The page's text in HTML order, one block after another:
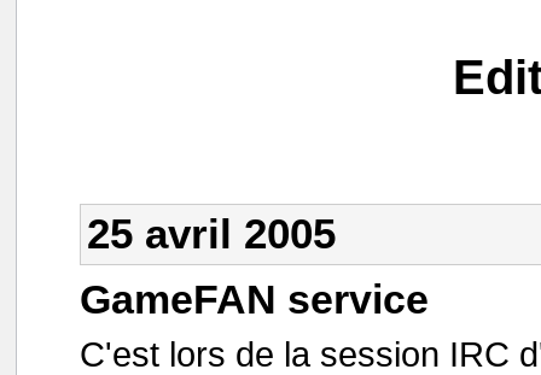
25 avril 2005
GameFAN service
C'est lors de la session IRC